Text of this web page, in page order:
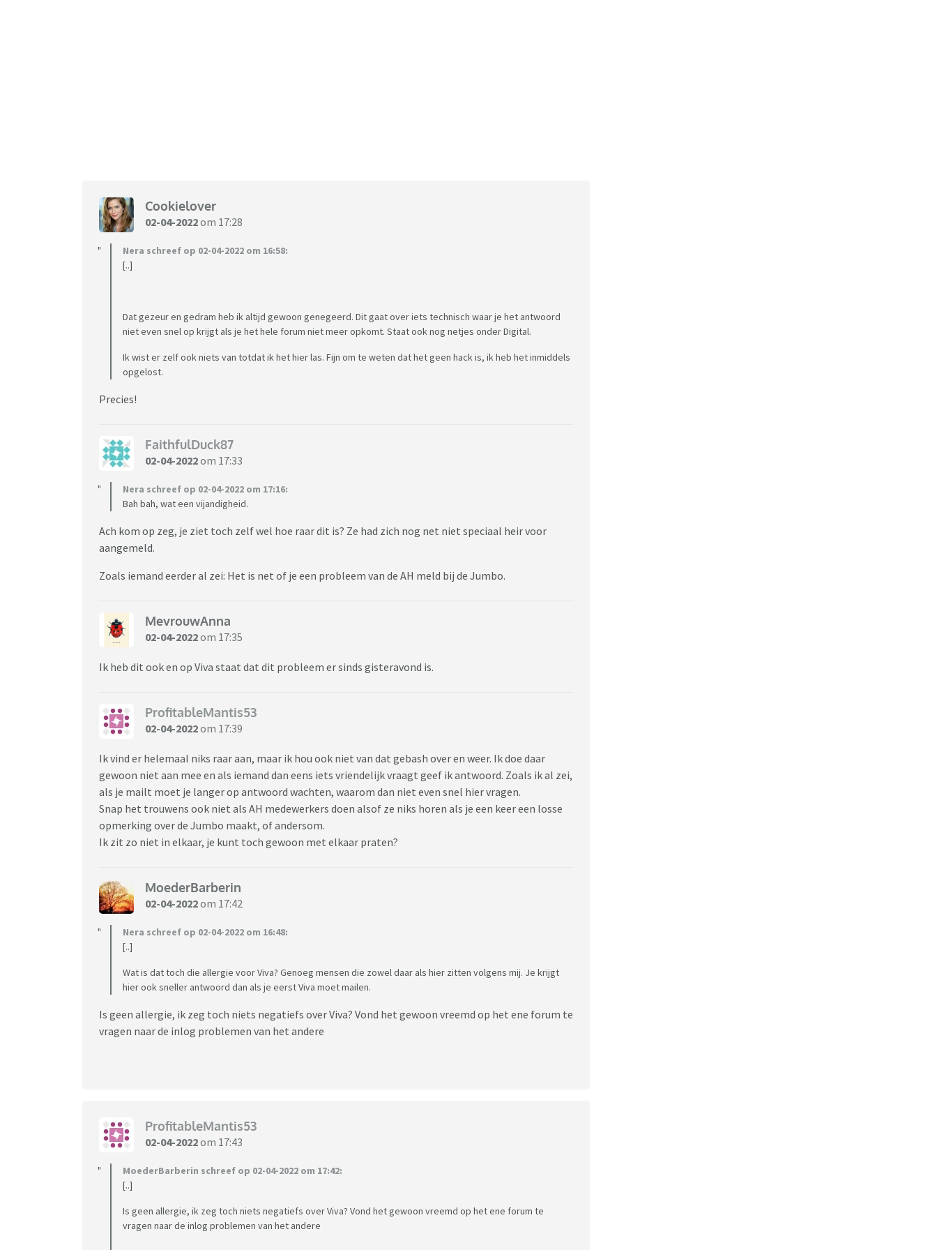
Cookielover
02-04-2022om 17:28
Nera schreef op 02-04-2022 om 16:58:
[..]
Dat gezeur en gedram heb ik altijd gewoon genegeerd. Dit gaat over iets technisch waar je het antwoord
niet even snel op krijgt als je het hele forum niet meer opkomt. Staat ook nog netjes onder Digital.
Ik wist er zelf ook niets van totdat ik het hier las. Fijn om te weten dat het geen hack is, ik heb het inmiddels
opgelost.
Precies!
FaithfulDuck87
02-04-2022om 17:33
Nera schreef op 02-04-2022 om 17:16:
Bah bah, wat een vijandigheid.
Ach kom op zeg, je ziet toch zelf wel hoe raar dit is? Ze had zich nog net niet speciaal heir voor
aangemeld.
Zoals iemand eerder al zei: Het is net of je een probleem van de AH meld bij de Jumbo.
MevrouwAnna
02-04-2022om 17:35
Ik heb dit ook en op Viva staat dat dit probleem er sinds gisteravond is.
ProfitableMantis53
02-04-2022om 17:39
Ik vind er helemaal niks raar aan, maar ik hou ook niet van dat gebash over en weer. Ik doe daar
gewoon niet aan mee en als iemand dan eens iets vriendelijk vraagt geef ik antwoord. Zoals ik al zei,
als je mailt moet je langer op antwoord wachten, waarom dan niet even snel hier vragen.
Snap het trouwens ook niet als AH medewerkers doen alsof ze niks horen als je een keer een losse
opmerking over de Jumbo maakt, of andersom.
Ik zit zo niet in elkaar, je kunt toch gewoon met elkaar praten?
MoederBarberin
02-04-2022om 17:42
Nera schreef op 02-04-2022 om 16:48:
[..]
Wat is dat toch die allergie voor Viva? Genoeg mensen die zowel daar als hier zitten volgens mij. Je krijgt
hier ook sneller antwoord dan als je eerst Viva moet mailen.
Is geen allergie, ik zeg toch niets negatiefs over Viva? Vond het gewoon vreemd op het ene forum te
vragen naar de inlog problemen van het andere
ProfitableMantis53
02-04-2022om 17:43
MoederBarberin schreef op 02-04-2022 om 17:42:
[..]
Is geen allergie, ik zeg toch niets negatiefs over Viva? Vond het gewoon vreemd op het ene forum te
vragen naar de inlog problemen van het andere